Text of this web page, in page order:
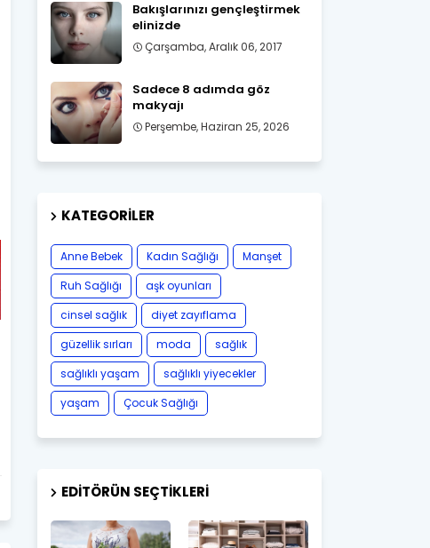
Bakışlarınızı gençleştirmek
elinizde
Çarşamba, Aralık 06, 2017
Sadece 8 adımda göz
makyajı
Perşembe, Haziran 25, 2026
KATEGORILER
Anne Bebek Kadın Sağlığı
Manşet
Ruh Sağlığı
aşk oyunları
cinsel sağlık
diyet zayıflama
güzellik sırları
moda
sağlık
sağlıklı yaşam
sağlıklı yiyecekler
yaşam
Çocuk Sağlığı
EDITÖRÜN SEÇTIKLERI